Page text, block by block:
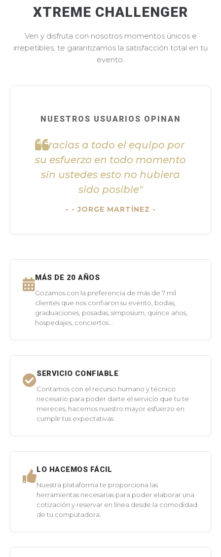
XTREME CHALLENGER
Ven y disfruta con nosotros momentos únicos e
irrepetibles, te garantizamos la satisfacción total en tu
evento.
NUESTROS USUARIOS OPINAN
"Gracias a todo el equipo por
su esfuerzo en todo momento
sin ustedes esto no hubiera
sido posible"
- JORGE MARTÍNEZ -
MÁS DE 20 AÑOS
Gozamos con la preferencia de más de 7 mil
clientes que nos confiaron su evento, bodas,
graduaciones, posadas, simposium, quince años,
hospedajes, conciertos...
SERVICIO CONFIABLE
Contamos con el recurso humano y técnico
necesario para poder darte el servicio que tu te
mereces, hacemos nuestro mayor esfuerzo en
cumplir tus expectativas
LO HACEMOS FÁCIL
Nuestra plataforma te proporciona las
herramientas necesarias para poder elaborar una
cotización y reservar en línea desde la comodidad
de tu computadora.